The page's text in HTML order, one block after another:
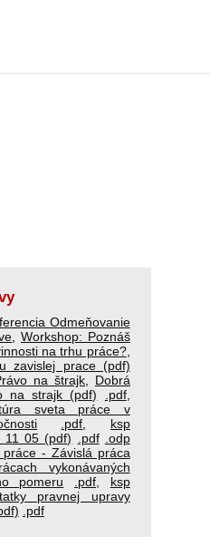
Odmeňovanie
,Workshop: Poznáš
na trhu práce?,
zavislej prace (pdf)
na štrajk, Dobrá
na strajk (pdf) .pdf,
sveta práce v
.pdf
ksp
11 05 (pdf)
.pdf
.odp
práce - Závislá práca
vykonávaných
pomeru
.pdf
ksp
pravnej upravy
.pdf